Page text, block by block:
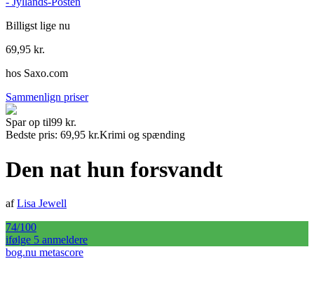
Billigst lige nu
69,95 kr.
hos Saxo.com
Sammenlign priser
Spar op til99 kr.
Bedste pris: 69,95 kr.Krimi og spænding
Den nat hun forsvandt
afLisa Jewell
74/100
ifølge 5 anmeldere
bog.nu metascore